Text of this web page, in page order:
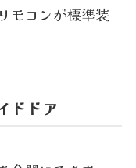
モコンが標準装
ドドア